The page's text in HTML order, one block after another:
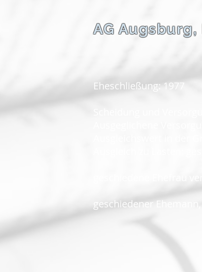
AG
Eheschließung: 1977
Ausgleichswert in der
geschiedene Ehefrau
geschiedener